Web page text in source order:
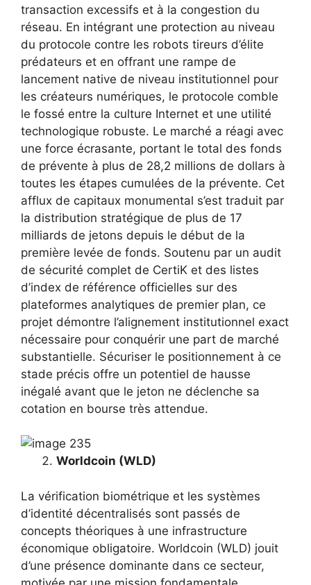
transaction excessifs et à la congestion du
réseau. En intégrant une protection au niveau
du protocole contre les robots tireurs d’élite
prédateurs et en offrant une rampe de
lancement native de niveau institutionnel pour
les créateurs numériques, le protocole comble
le fossé entre la culture Internet et une utilité
technologique robuste. Le marché a réagi avec
une force écrasante, portant le total des fonds
de prévente à plus de 28,2 millions de dollars à
toutes les étapes cumulées de la prévente. Cet
afflux de capitaux monumental s’est traduit par
la distribution stratégique de plus de 17
milliards de jetons depuis le début de la
première levée de fonds. Soutenu par un audit
de sécurité complet de CertiK et des listes
d’index de référence officielles sur des
plateformes analytiques de premier plan, ce
projet démontre l’alignement institutionnel exact
nécessaire pour conquérir une part de marché
substantielle. Sécuriser le positionnement à ce
stade précis offre un potentiel de hausse
inégalé avant que le jeton ne déclenche sa
cotation en bourse très attendue.
Worldcoin (WLD)
La vérification biométrique et les systèmes
d’identité décentralisés sont passés de
concepts théoriques à une infrastructure
économique obligatoire. Worldcoin (WLD) jouit
d’une présence dominante dans ce secteur,